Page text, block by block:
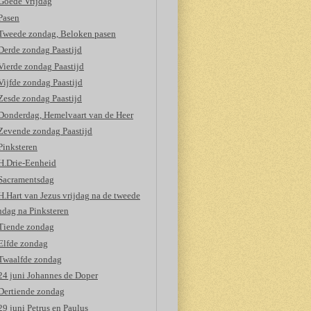
zondag, Beloken pasen
zondag Paastijd
zondag Paastijd
zondag Paastijd
zondag Paastijd
Hemelvaart van de Heer
zondag Paastijd
Eenheid
van Jezus vrijdag na de tweede
na Pinksteren
zondag
zondag
zondag
juni Johannes de Doper
zondag
juni Petrus en Paulus